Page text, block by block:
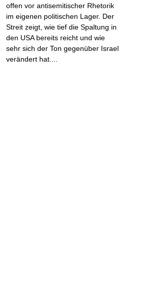
offen vor antisemitischer Rhetorik
im eigenen politischen Lager. Der
Streit zeigt, wie tief die Spaltung in
den USA bereits reicht und wie
sehr sich der Ton gegenüber Israel
verändert hat....